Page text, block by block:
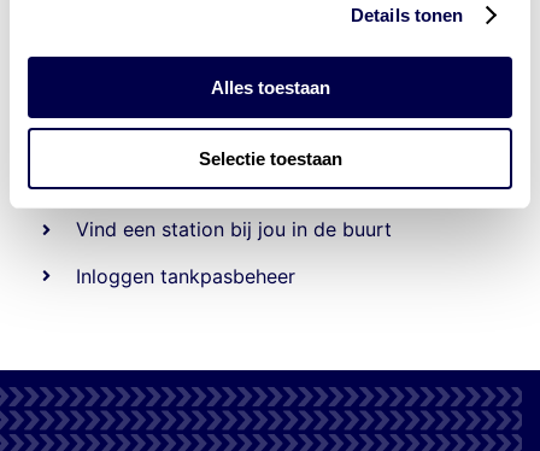
Details tonen
Alles toestaan
Selectie toestaan
tankstationsen duizenden
laadpassen
Den Hartog tank- en laadpas
Vind een station bij jou in de buurt
Inloggen tankpasbeheer